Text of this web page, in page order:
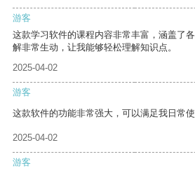
游客
这款学习软件的课程内容非常丰富，涵盖了
解非常生动，让我能够轻松理解知识点。
2025-04-02
游客
这款软件的功能非常强大，可以满足我日常使
2025-04-02
游客